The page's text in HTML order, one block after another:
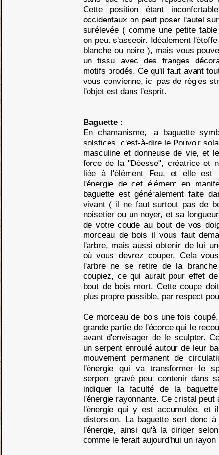
Cette position étant
occidentaux on peut poser l'autel
surélevée ( comme une petite
on peut s'asseoir. Idéalement
blanche ou noire ), mais vous
un tissu avec des franges
motifs brodés. Ce qu'il faut avant
vous convienne, ici pas de règles
l'objet est dans l'esprit.
Baguette :
En chamanisme, la baguette
solstices, c'est-à-dire le Pouvoir
masculine et donneuse de vie, et
force de la "Déesse", créatrice et
liée à l'élément Feu, et elle est
l'énergie de cet élément en
baguette est généralement faite
vivant ( il ne faut surtout pas de
noisetier ou un noyer, et sa
de votre coude au bout de vos
morceau de bois il vous faut
l'arbre, mais aussi obtenir de lui
où vous devrez couper. Cela
l'arbre ne se retire de la
coupiez, ce qui aurait pour effet
bout de bois mort. Cette coupe
plus propre possible, par respect
Ce morceau de bois une fois
grande partie de l'écorce qui le
avant d'envisager de le sculpter.
un serpent enroulé autour de leur
mouvement permanent de
l'énergie qui va transformer le
serpent gravé peut contenir dans
indiquer la faculté de la
l'énergie rayonnante. Ce cristal
l'énergie qui y est accumulée, et
distorsion. La baguette sert donc
l'énergie, ainsi qu'à la diriger
comme le ferait aujourd'hui un rayon